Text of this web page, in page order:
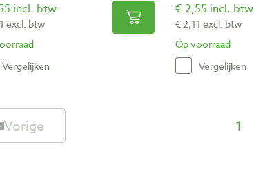
incl. btw
excl. btw
Vergelijken
€ 2,55 incl. btw
€ 2,11 excl. btw
Op voorraad
Vergelijken
Vorige 1